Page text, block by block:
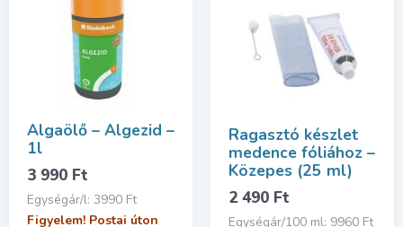
Algaölő – Algezid –
1l
3 990 Ft
Egységár/l: 3990 Ft
Figyelem! Postai úton
Ragasztó készlet
medence fóliához –
Közepes (25 ml)
2 490 Ft
Egységár/100 ml: 9960 Ft